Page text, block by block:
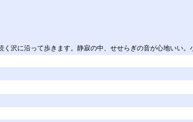
沢に沿って歩きます。静寂の中、せせらぎの音が心地いい。